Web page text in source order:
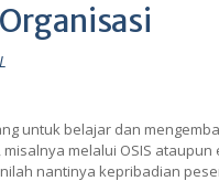
untuk belajar dan
melalui OSIS
nantinya kepribadian